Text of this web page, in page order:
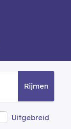
Rijmen
Uitgebreid